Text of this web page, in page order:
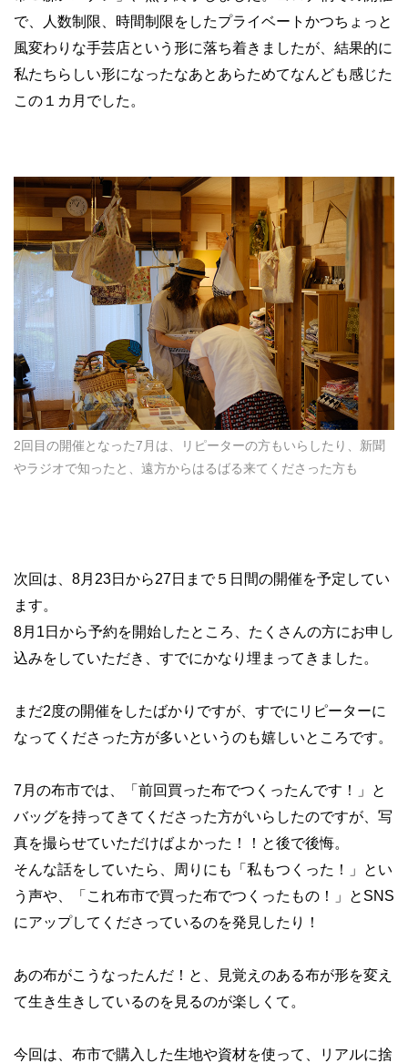
で、人数制限、時間制限をしたプライベートかつちょっと
風変わりな手芸店という形に落ち着きましたが、結果的に
私たちらしい形になったなあとあらためてなんども感じた
この１カ月でした。
2回目の開催となった7月は、リピーターの方もいらしたり、新聞
やラジオで知ったと、遠方からはるばる来てくださった方も
次回は、8月23日から27日まで５日間の開催を予定してい
ます。
8月1日から予約を開始したところ、たくさんの方にお申し
込みをしていただき、すでにかなり埋まってきました。
まだ2度の開催をしたばかりですが、すでにリピーターに
なってくださった方が多いというのも嬉しいところです。
7月の布市では、「前回買った布でつくったんです！」と
バッグを持ってきてくださった方がいらしたのですが、写
真を撮らせていただけばよかった！！と後で後悔。
そんな話をしていたら、周りにも「私もつくった！」とい
う声や、「これ布市で買った布でつくったもの！」とSNS
にアップしてくださっているのを発見したり！
あの布がこうなったんだ！と、見覚えのある布が形を変え
て生き生きしているのを見るのが楽しくて。
今回は、布市で購入した生地や資材を使って、リアルに捨